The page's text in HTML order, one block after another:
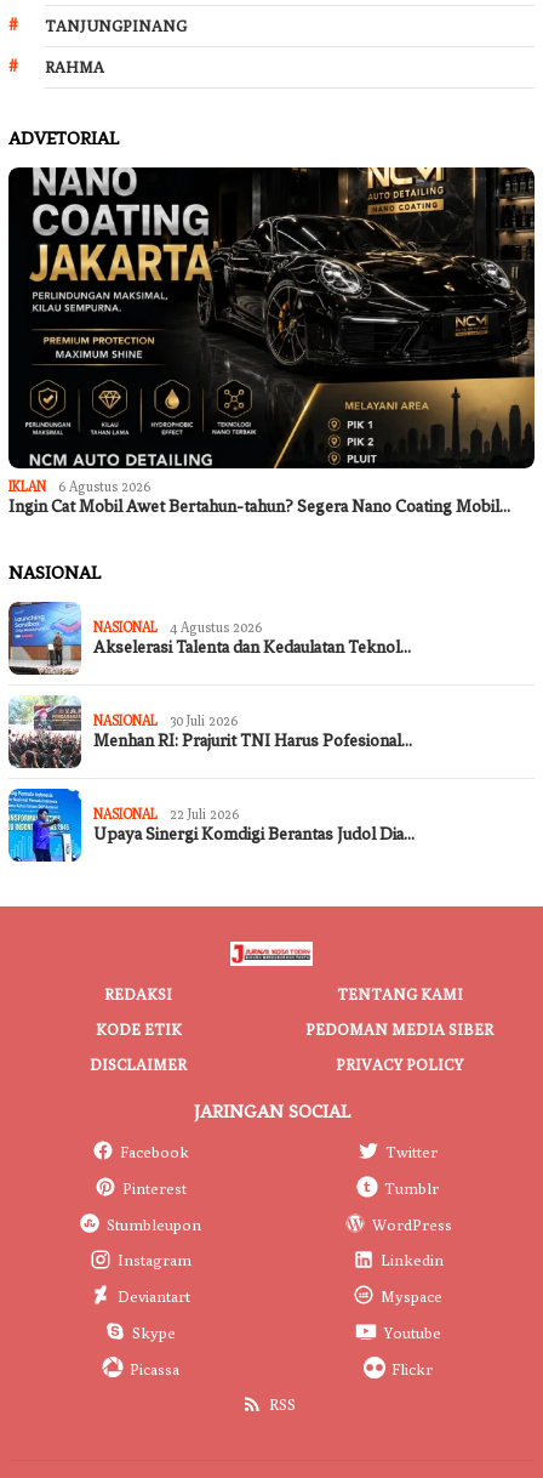
TANJUNGPINANG
RAHMA
ADVETORIAL
IKLAN 6 Agustus 2026
Ingin Cat Mobil Awet Bertahun-tahun? Segera Nano Coating Mobil…
NASIONAL
NASIONAL 4 Agustus 2026
Akselerasi Talenta dan Kedaulatan Teknol…
NASIONAL 30 Juli 2026
Menhan RI: Prajurit TNI Harus Pofesional…
NASIONAL 22 Juli 2026
Upaya Sinergi Komdigi Berantas Judol Dia…
REDAKSI
TENTANG KAMI
KODE ETIK
PEDOMAN MEDIA SIBER
DISCLAIMER
PRIVACY POLICY
JARINGAN SOCIAL
Facebook
Twitter
Pinterest
Tumblr
Stumbleupon
WordPress
Instagram
Linkedin
Deviantart
Myspace
Skype
Youtube
Picassa
Flickr
RSS